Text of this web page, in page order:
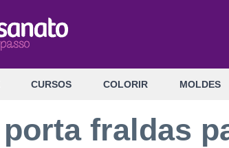
CURSOS COLORIR MOLDES
fraldas